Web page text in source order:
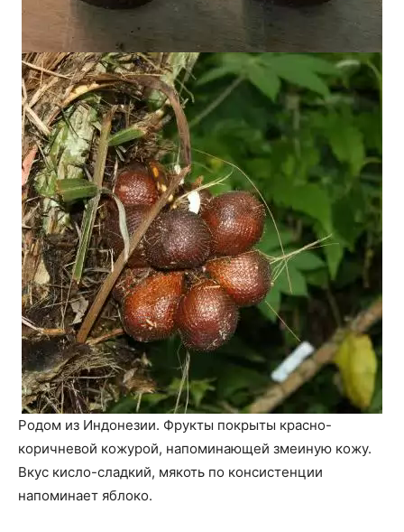
Родом из Индонезии. Фрукты покрыты красно-
коричневой кожурой, напоминающей змеиную кожу.
Вкус кисло-сладкий, мякоть по консистенции
напоминает яблоко.